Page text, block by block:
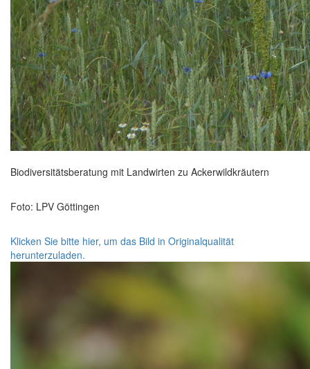
Biodiversitätsberatung mit Landwirten zu Ackerwildkräutern
Foto: LPV Göttingen
Klicken Sie bitte hier, um das Bild in Originalqualität
herunterzuladen.